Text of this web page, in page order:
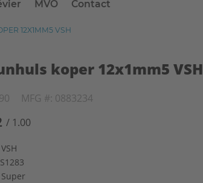
MVO Contact
12X1MM5 VSH
koper 12x1mm5 VSH
MFG #: 0883234
/ 1.00
VSH
S1283
Super